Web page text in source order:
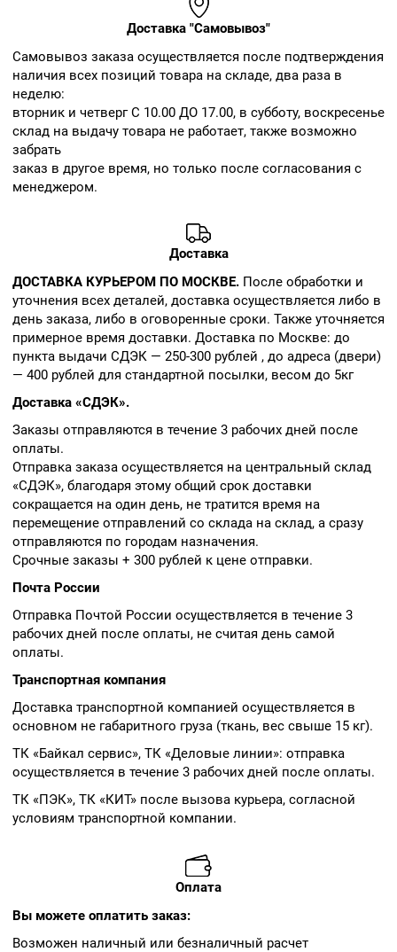
Доставка "Самовывоз"
Cамовывоз заказа осуществляется после подтверждения
наличия всех позиций товара на складе, два раза в
неделю:
вторник и четверг С 10.00 ДО 17.00, в субботу, воскресенье
склад на выдачу товара не работает, также возможно
забрать
заказ в другое время, но только после согласования с
менеджером.
Доставка
ДОСТАВКА КУРЬЕРОМ ПО МОСКВЕ. После обработки и
уточнения всех деталей, доставка осуществляется либо в
день заказа, либо в оговоренные сроки. Также уточняется
примерное время доставки. Доставка по Москве: до
пункта выдачи СДЭК — 250-300 рублей , до адреса (двери)
— 400 рублей для стандартной посылки, весом до 5кг
Доставка «СДЭК».
Заказы отправляются в течение 3 рабочих дней после
оплаты.
Отправка заказа осуществляется на центральный склад
«СДЭК», благодаря этому общий срок доставки
сокращается на один день, не тратится время на
перемещение отправлений со склада на склад, а сразу
отправляются по городам назначения.
Срочные заказы + 300 рублей к цене отправки.
Почта России
Отправка Почтой России осуществляется в течение 3
рабочих дней после оплаты, не считая день самой
оплаты.
Транспортная компания
Доставка транспортной компанией осуществляется в
основном не габаритного груза (ткань, вес свыше 15 кг).
ТК «Байкал сервис», ТК «Деловые линии»: отправка
осуществляется в течение 3 рабочих дней после оплаты.
ТК «ПЭК», ТК «КИТ» после вызова курьера, согласной
условиям транспортной компании.
Оплата
Вы можете оплатить заказ:
Возможен наличный или безналичный расчет